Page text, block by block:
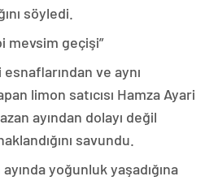
söyledi.
mevsim geçişi”
esnaflarından ve aynı
limon satıcısı Hamza Ayari
ayından dolayı değil
savundu.
yoğunluk yaşadığına